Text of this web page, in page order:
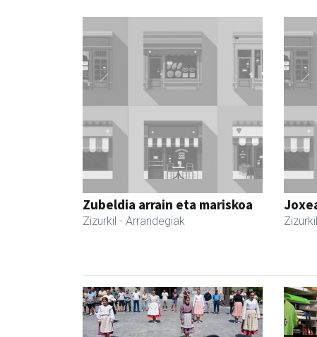
Zubeldia arrain eta mariskoa
Zizurkil - Arrandegiak Zizurkil